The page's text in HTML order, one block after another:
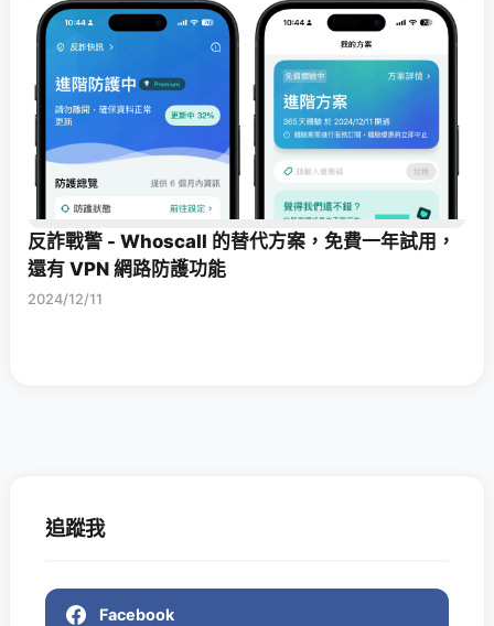
反詐戰警 - Whoscall 的替代方案，免費一年試用，
還有 VPN 網路防護功能
2024/12/11
追蹤我
Facebook